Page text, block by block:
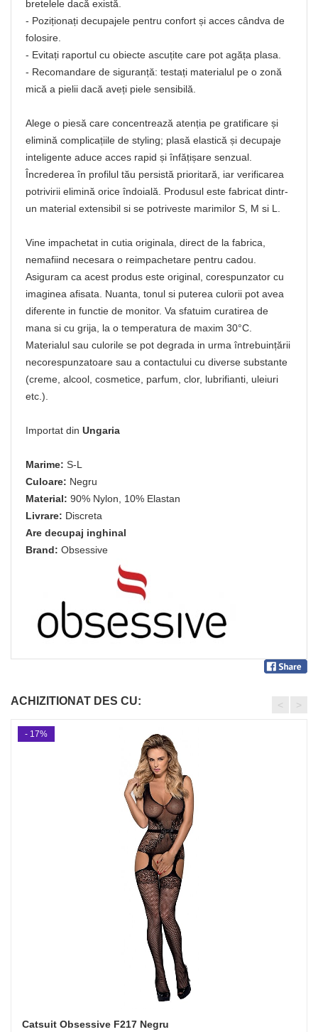
bretelele dacă există.
- Poziționați decupajele pentru confort și acces cândva de
folosire.
- Evitați raportul cu obiecte ascuțite care pot agăța plasa.
- Recomandare de siguranță: testați materialul pe o zonă
mică a pielii dacă aveți piele sensibilă.
Alege o piesă care concentrează atenția pe gratificare și
elimină complicațiile de styling; plasă elastică și decupaje
inteligente aduce acces rapid și înfățișare senzual.
Încrederea în profilul tău persistă prioritară, iar verificarea
potrivirii elimină orice îndoială. Produsul este fabricat dintr-
un material extensibil si se potriveste marimilor S, M si L.
Vine impachetat in cutia originala, direct de la fabrica,
nemafiind necesara o reimpachetare pentru cadou.
Asiguram ca acest produs este original, corespunzator cu
imaginea afisata. Nuanta, tonul si puterea culorii pot avea
diferente in functie de monitor. Va sfatuim curatirea de
mana si cu grija, la o temperatura de maxim 30°C.
Materialul sau culorile se pot degrada in urma întrebuințării
necorespunzatoare sau a contactului cu diverse substante
(creme, alcool, cosmetice, parfum, clor, lubrifianti, uleiuri
etc.).
Importat din Ungaria
Marime: S-L
Culoare: Negru
Material: 90% Nylon, 10% Elastan
Livrare: Discreta
Are decupaj inghinal
Brand: Obsessive
ACHIZITIONAT DES CU:
Catsuit Obsessive F217 Negru
- 17%
< >